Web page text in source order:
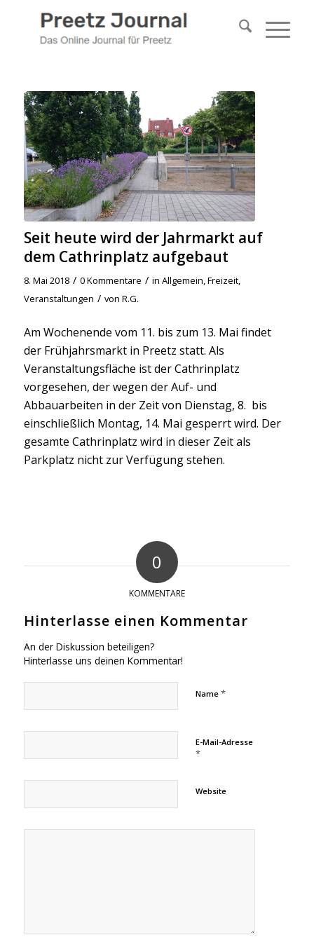
Seit heute wird der Jahrmarkt auf
dem Cathrinplatz aufgebaut
8. Mai 2018 / 0 Kommentare / in Allgemein,Freizeit,
Veranstaltungen / von R.G.
Am Wochenende vom 11. bis zum 13. Mai findet
der Frühjahrsmarkt in Preetz statt. Als
Veranstaltungsfläche ist der Cathrinplatz
vorgesehen, der wegen der Auf- und
Abbauarbeiten in der Zeit von Dienstag, 8. bis
einschließlich Montag, 14. Mai gesperrt wird. Der
gesamte Cathrinplatz wird in dieser Zeit als
Parkplatz nicht zur Verfügung stehen.
0
KOMMENTARE
Hinterlasse einen Kommentar
An der Diskussion beteiligen?
Hinterlasse uns deinen Kommentar!
Name *
E-Mail-Adresse
*
Website